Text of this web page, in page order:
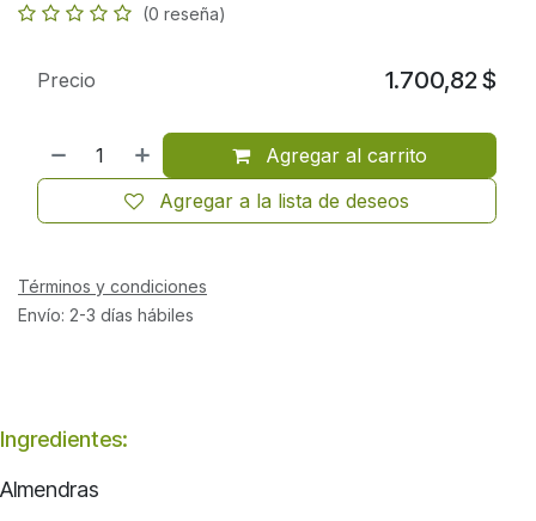
(0 reseña)
Agregar al carrito
Agregar a la lista de deseos
Precio 1.700,82$
Términos y condiciones
Envío: 2-3 días hábiles
Ingredientes:
Almendras